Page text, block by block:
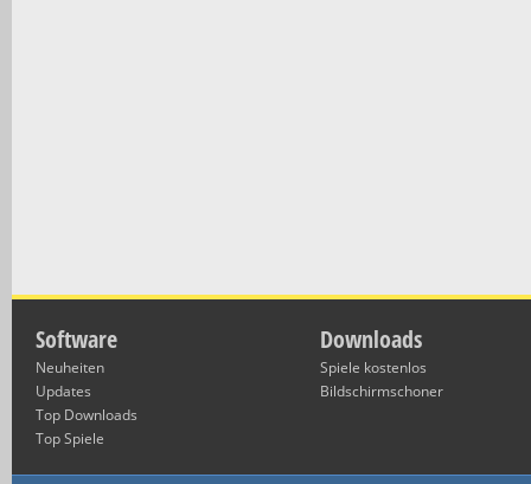
Software
Neuheiten
Updates
Top Downloads
Top Spiele
Downloads
Spiele kostenlos
Bildschirmschoner